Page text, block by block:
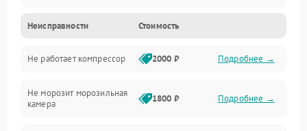
Механика
Электропитание
Дренаж
Неисправности Стоимость
Не работает компрессор 2000 ₽ Подробнее →
Не морозит морозильная
камера
1800 ₽ Подробнее →